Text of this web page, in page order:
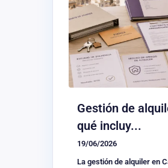
Gestión de
qué incluy...
19/06/2026
La gestión de alquiler en